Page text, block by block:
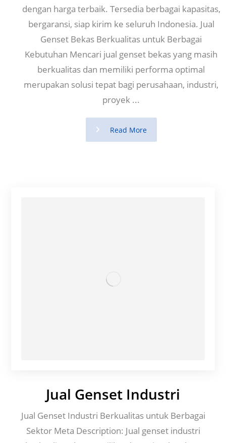
dengan harga terbaik. Tersedia berbagai kapasitas,
bergaransi, siap kirim ke seluruh Indonesia. Jual
Genset Bekas Berkualitas untuk Berbagai
Kebutuhan Mencari jual genset bekas yang masih
berkualitas dan memiliki performa optimal
merupakan solusi tepat bagi perusahaan, industri,
proyek ...
Read More
Jual Genset Industri
Jual Genset Industri Berkualitas untuk Berbagai
Sektor Meta Description: Jual genset industri